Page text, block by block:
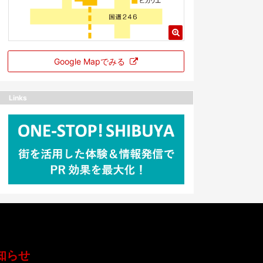
Google Mapでみる
Links
らせ